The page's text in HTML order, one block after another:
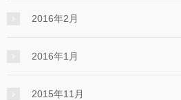
2016年2月
2016年1月
2015年11月